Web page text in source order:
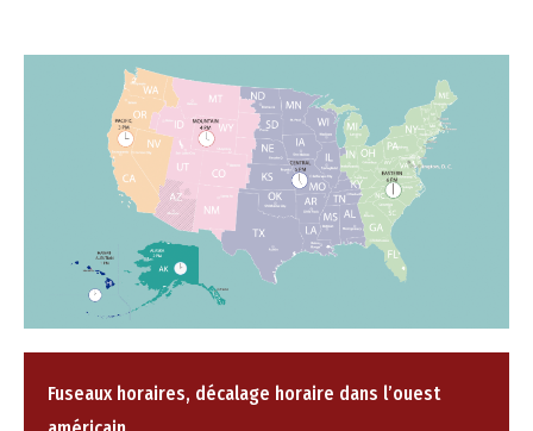
Fuseaux horaires, décalage horaire dans l’ouest